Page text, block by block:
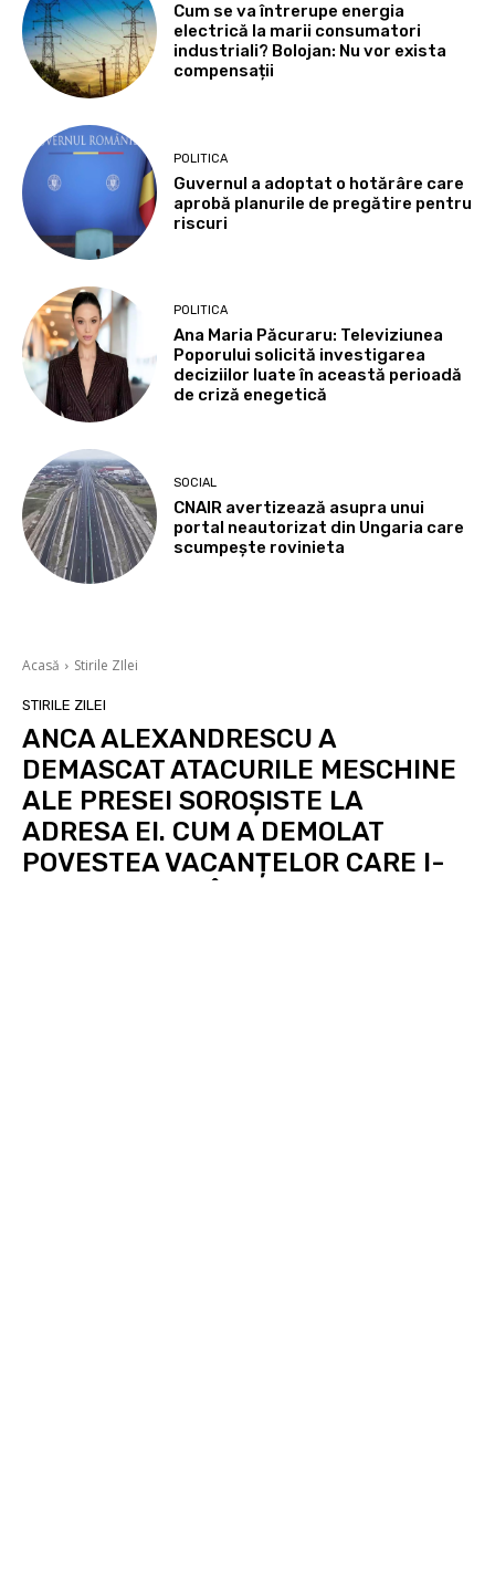
Cum se va întrerupe energia
electrică la marii consumatori
industriali? Bolojan: Nu vor exista
compensații
POLITICA
Guvernul a adoptat o hotărâre care
aprobă planurile de pregătire pentru
riscuri
POLITICA
Ana Maria Păcuraru: Televiziunea
Poporului solicită investigarea
deciziilor luate în această perioadă
de criză enegetică
SOCIAL
CNAIR avertizează asupra unui
portal neautorizat din Ungaria care
scumpește rovinieta